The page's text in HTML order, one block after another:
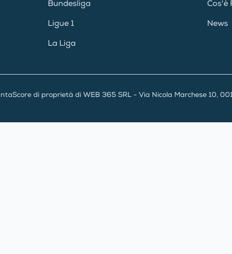
Bundesliga
Ligue 1
La Liga
Cos'è
News
di proprietà di WEB 365 SRL - Via Nicola Marchese 10,